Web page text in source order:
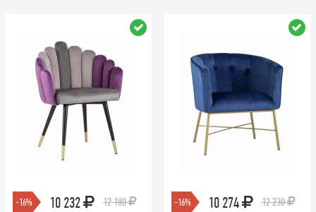
-16% 10 232 12 180 -16% 10 274 12 230